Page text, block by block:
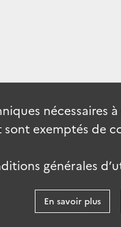
nécessaires
exemptés de
générales
En savoir plus